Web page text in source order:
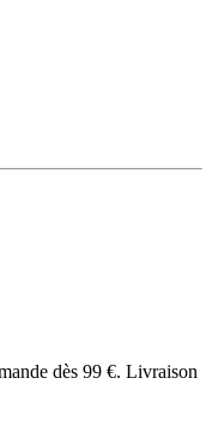
dès 99 €. Livraison